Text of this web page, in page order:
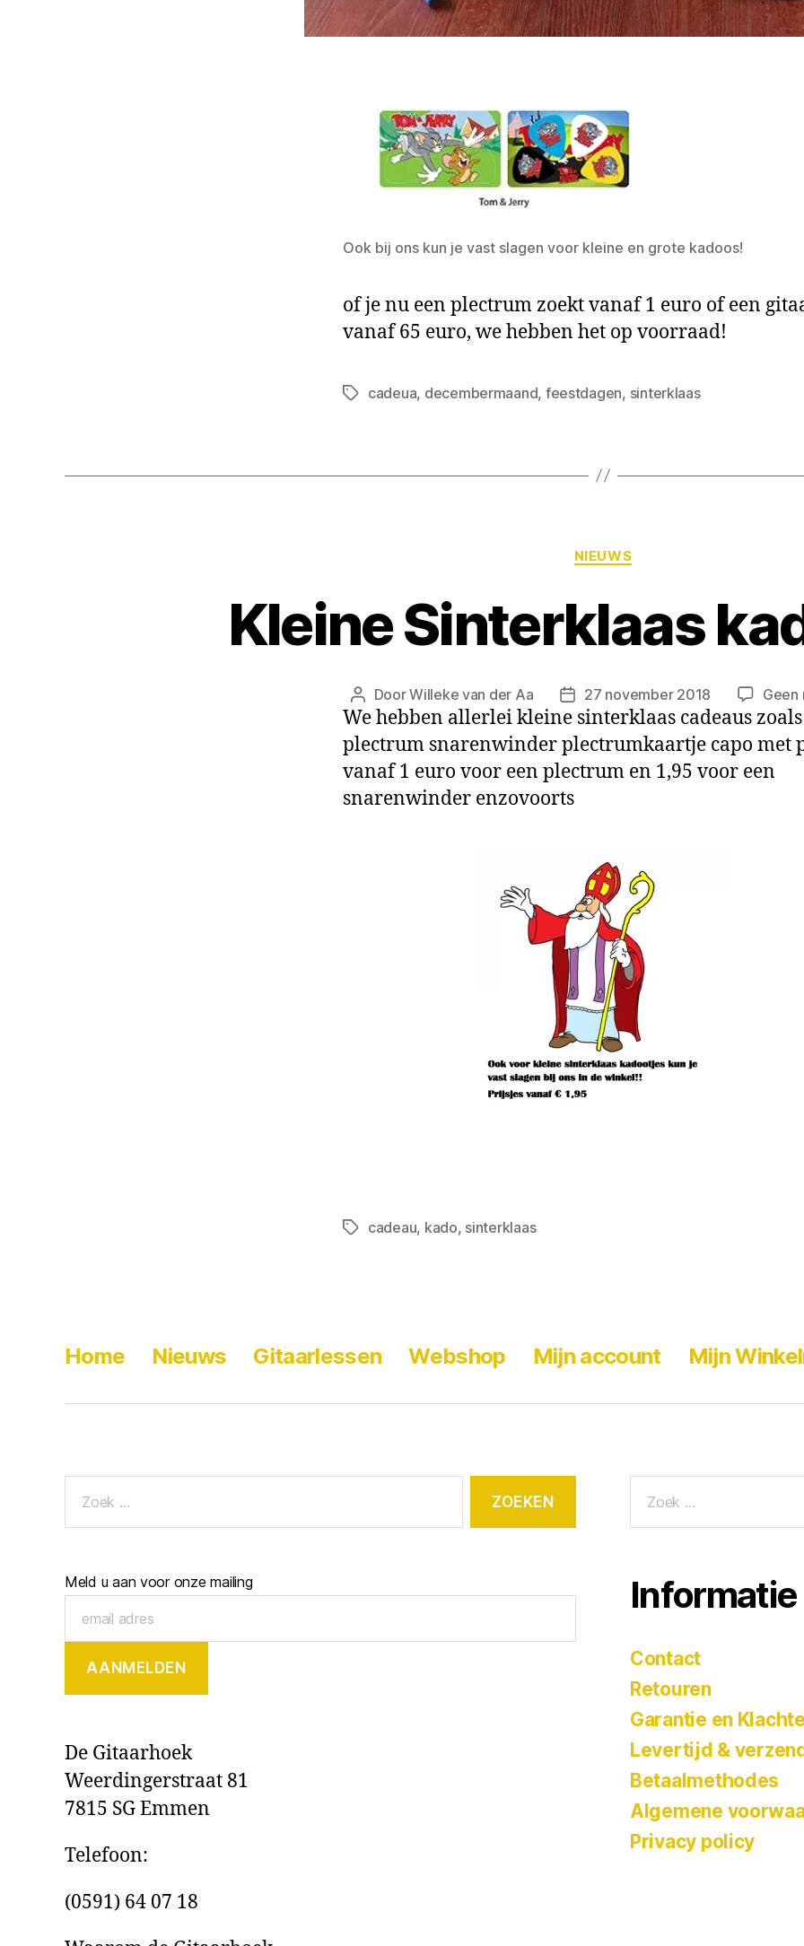
Ook bij ons kun je vast slagen voor kleine en grote kadoos!
of je nu een plectrum zoekt vanaf 1 euro of een
vanaf 65 euro, we hebben het op voorraad!
cadeua, decembermaand, feestdagen, sinterklaas
NIEUWS
Kleine Sinterklaas
DoorWilleke van der Aa 27 november 2018 Geen
We hebben allerlei kleine sinterklaas cadeaus
plectrum snarenwinder plectrumkaartje capo met
vanaf 1 euro voor een plectrum en 1,95 voor een
snarenwinder enzovoorts
cadeau, kado, sinterklaas
Home Nieuws Gitaarlessen Webshop Mijn account Mijn
Meld u aan voor onze mailing
De Gitaarhoek
Weerdingerstraat 81
7815 SG Emmen
Telefoon:
(0591) 64 07 18
Informatie
Contact
Retouren
Garantie en
Levertijd &
Betaalmethodes
Algemene
Privacy policy